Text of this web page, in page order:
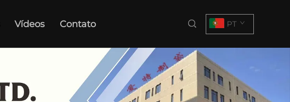
Vídeos Contato PT